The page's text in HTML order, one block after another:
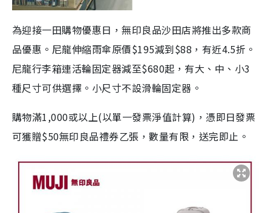
為迎接一田購物優惠日，無印良品沙田店將推出多款商
品優惠。尼龍伸縮雨傘原價$195減到$88，有近4.5折。
尼龍行李箱連活輪固定器減至$680起，有大、中、小3
種尺寸可供選擇。小尺寸不設滑輪固定器。
購物滿1,000或以上(以單一發票淨值計算)，憑即日發票
可獲贈$50無印良品禮券乙張，數量有限，送完即止。